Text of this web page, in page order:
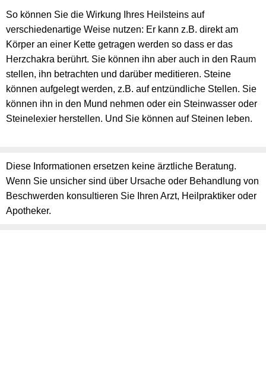
So können Sie die Wirkung Ihres Heilsteins auf
verschiedenartige Weise nutzen: Er kann z.B. direkt am
Körper an einer Kette getragen werden so dass er das
Herzchakra berührt. Sie können ihn aber auch in den Raum
stellen, ihn betrachten und darüber meditieren. Steine
können aufgelegt werden, z.B. auf entzündliche Stellen. Sie
können ihn in den Mund nehmen oder ein Steinwasser oder
Steinelexier herstellen. Und Sie können auf Steinen leben.
Diese Informationen ersetzen keine ärztliche Beratung.
Wenn Sie unsicher sind über Ursache oder Behandlung von
Beschwerden konsultieren Sie Ihren Arzt, Heilpraktiker oder
Apotheker.